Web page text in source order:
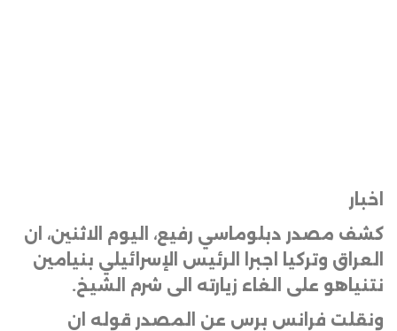
اخبار
كشف مصدر دبلوماسي رفيع، اليوم الاثنين، ان
العراق وتركيا اجبرا الرئيس الإسرائيلي بنيامين
نتنياهو على الغاء زيارته الى شرم الشيخ.
ونقلت فرانس برس عن المصدر قوله ان